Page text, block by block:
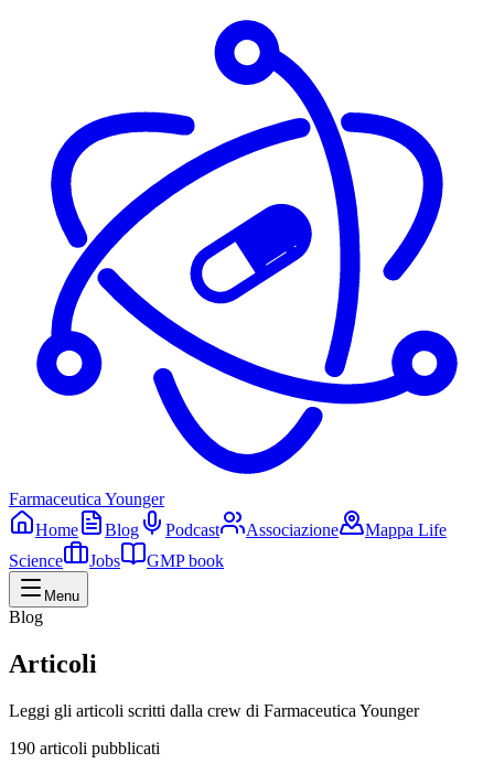
Farmaceutica Younger
Home
Blog Podcast Associazione
Mappa Life
Science
Jobs GMP book
Menu
Blog
Articoli
Leggi gli articoli scritti dalla crew di Farmaceutica Younger
190 articoli pubblicati